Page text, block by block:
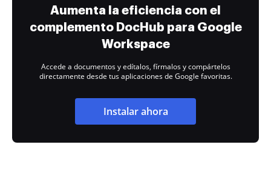
Aumenta la eficiencia con el
complemento DocHub para Google
Workspace
Accede a documentos y edítalos, fírmalos y compártelos
directamente desde tus aplicaciones de Google favoritas.
Instalar ahora